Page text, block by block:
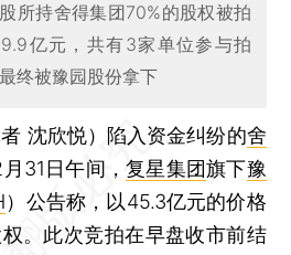
所持舍得集团70%的股权被拍
亿元，共有3家单位参与拍
终被豫园股份拿下
沈欣悦） 陷入资金纠纷的舍
31日午间，复星集团旗下豫
）公告称，以45.3亿元的价格
。此次竞拍在早盘收市前结